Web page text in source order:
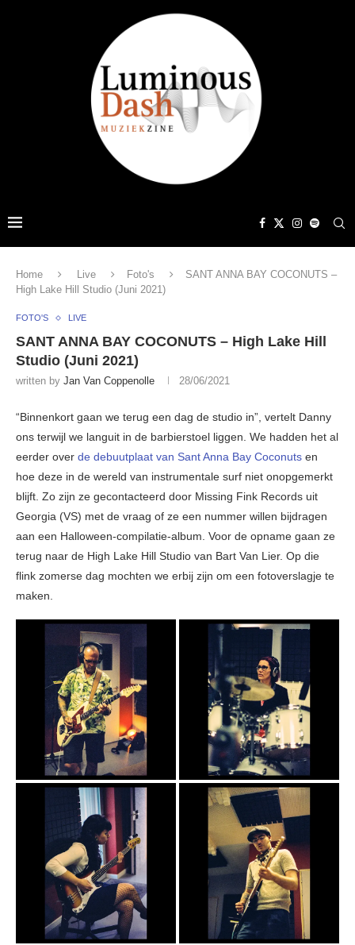
Home Live Foto's
SANT ANNA BAY COCONUTS –
High Lake Hill Studio (Juni 2021)
FOTO'S LIVE
SANT ANNA BAY COCONUTS – High Lake Hill
Studio (Juni 2021)
written by Jan Van Coppenolle 28/06/2021
“Binnenkort gaan we terug een dag de studio in”, vertelt Danny
ons terwijl we languit in de barbierstoel liggen. We hadden het al
eerder over de debuutplaat van Sant Anna Bay Coconuts en
hoe deze in de wereld van instrumentale surf niet onopgemerkt
blijft. Zo zijn ze gecontacteerd door Missing Fink Records uit
Georgia (VS) met de vraag of ze een nummer willen bijdragen
aan een Halloween-compilatie-album. Voor de opname gaan ze
terug naar de High Lake Hill Studio van Bart Van Lier. Op die
flink zomerse dag mochten we erbij zijn om een fotoverslagje te
maken.